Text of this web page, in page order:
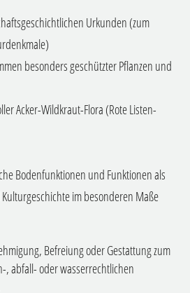
Urkunden (zum
besonders geschützter Pflanzen und
Acker-Wildkraut-Flora (Rote Listen-
Bodenfunktionen und Funktionen als
im besonderen Maße
Befreiung oder Gestattung zum
, abfall- oder wasserrechtlichen